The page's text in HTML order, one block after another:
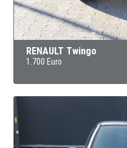
RENAULT Twingo
1.700 Euro